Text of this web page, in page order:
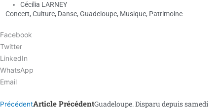
Cécilia LARNEY
Concert, Culture, Danse, Guadeloupe, Musique, Patrimoine
Facebook
Twitter
LinkedIn
WhatsApp
Email
PrécédentArticle PrécédentGuadeloupe. Disparu depuis samedi